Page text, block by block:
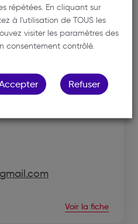
Voir la fiche
répétées. En cliquant sur
à l'utilisation de TOUS les
visiter les paramètres des
consentement contrôlé.
Refuser